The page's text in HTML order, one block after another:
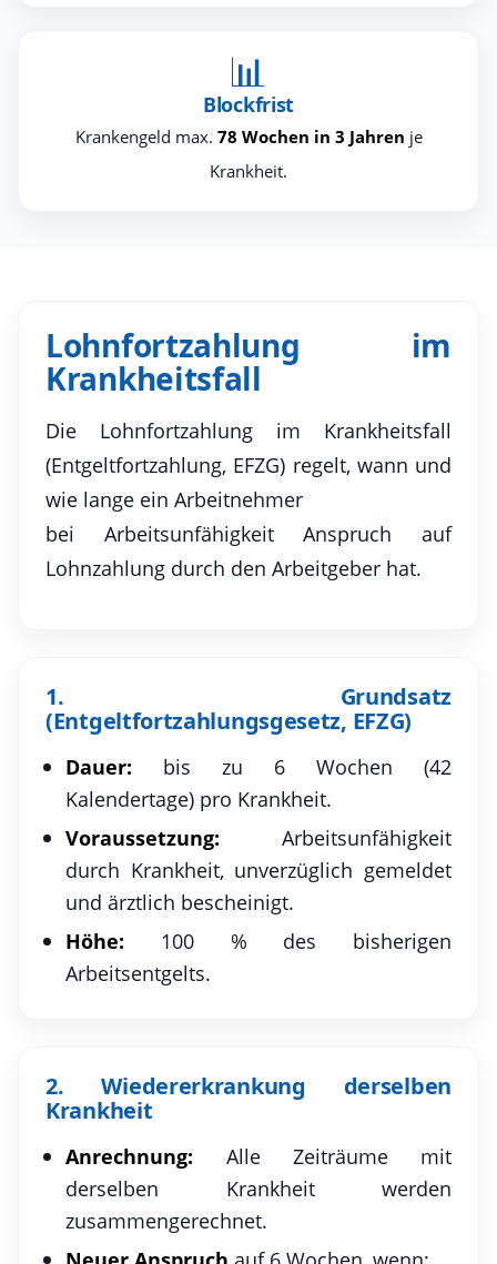
📊
Blockfrist
Krankengeld max. 78 Wochen in 3 Jahren je
Krankheit.
Lohnfortzahlung im
Krankheitsfall
Die Lohnfortzahlung im Krankheitsfall
(Entgeltfortzahlung, EFZG) regelt, wann und
wie lange ein Arbeitnehmer
bei Arbeitsunfähigkeit Anspruch auf
Lohnzahlung durch den Arbeitgeber hat.
1. Grundsatz
(Entgeltfortzahlungsgesetz, EFZG)
Dauer: bis zu 6 Wochen (42
Kalendertage) pro Krankheit.
Voraussetzung: Arbeitsunfähigkeit
durch Krankheit, unverzüglich gemeldet
und ärztlich bescheinigt.
Höhe: 100 % des bisherigen
Arbeitsentgelts.
2. Wiedererkrankung derselben
Krankheit
Anrechnung: Alle Zeiträume mit
derselben Krankheit werden
zusammengerechnet.